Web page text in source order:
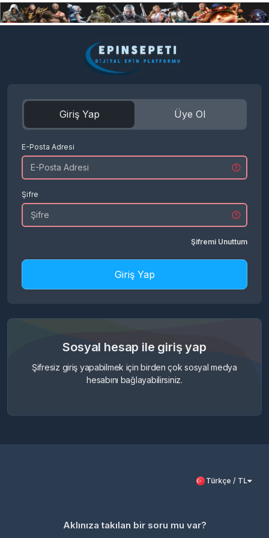
Giriş Yap Üye Ol
E-Posta Adresi
Şifre
Şifremi Unuttum
Giriş Yap
Sosyal hesap ile giriş yap
Şifresiz giriş yapabilmek için birden çok sosyal medya
hesabını bağlayabilirsiniz.
Türkçe / TL
Aklınıza takılan bir soru mu var?